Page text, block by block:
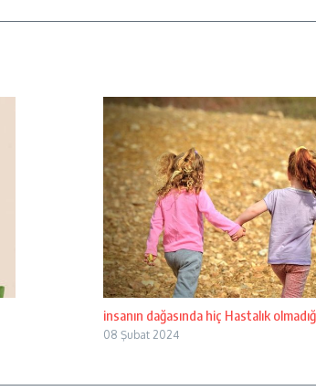
insanın dağasında hiç Hastalık
08 Şubat 2024